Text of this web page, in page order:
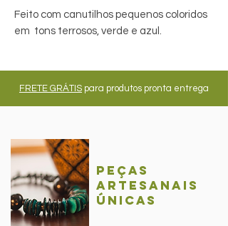
Feito com canutilhos pequenos coloridos
em tons terrosos, verde e azul.
FRETE GRÁTIS para produtos pronta entrega
Peças
Artesanais
únicas